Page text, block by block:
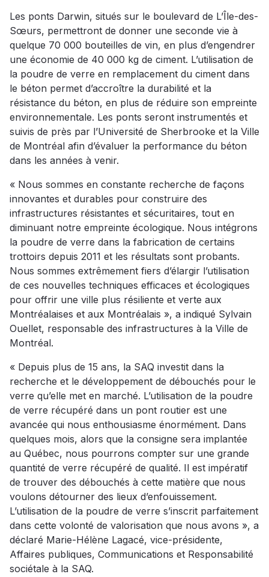
Les ponts Darwin, situés sur le boulevard de L’Île-des-
Sœurs, permettront de donner une seconde vie à
quelque 70 000 bouteilles de vin, en plus d’engendrer
une économie de 40 000 kg de ciment. L’utilisation de
la poudre de verre en remplacement du ciment dans
le béton permet d’accroître la durabilité et la
résistance du béton, en plus de réduire son empreinte
environnementale. Les ponts seront instrumentés et
suivis de près par l’Université de Sherbrooke et la Ville
de Montréal afin d’évaluer la performance du béton
dans les années à venir.
« Nous sommes en constante recherche de façons
innovantes et durables pour construire des
infrastructures résistantes et sécuritaires, tout en
diminuant notre empreinte écologique. Nous intégrons
la poudre de verre dans la fabrication de certains
trottoirs depuis 2011 et les résultats sont probants.
Nous sommes extrêmement fiers d’élargir l’utilisation
de ces nouvelles techniques efficaces et écologiques
pour offrir une ville plus résiliente et verte aux
Montréalaises et aux Montréalais », a indiqué Sylvain
Ouellet, responsable des infrastructures à la Ville de
Montréal.
« Depuis plus de 15 ans, la SAQ investit dans la
recherche et le développement de débouchés pour le
verre qu’elle met en marché. L’utilisation de la poudre
de verre récupéré dans un pont routier est une
avancée qui nous enthousiasme énormément. Dans
quelques mois, alors que la consigne sera implantée
au Québec, nous pourrons compter sur une grande
quantité de verre récupéré de qualité. Il est impératif
de trouver des débouchés à cette matière que nous
voulons détourner des lieux d’enfouissement.
L’utilisation de la poudre de verre s’inscrit parfaitement
dans cette volonté de valorisation que nous avons », a
déclaré Marie-Hélène Lagacé, vice-présidente,
Affaires publiques, Communications et Responsabilité
sociétale à la SAQ.